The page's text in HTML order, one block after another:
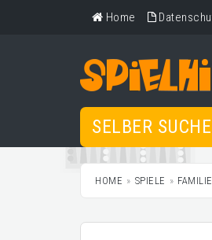
Home
SELBER
HOME SPIELE